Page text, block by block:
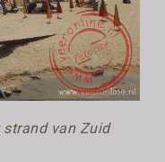
strand van Zuid